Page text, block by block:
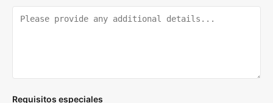
Requisitos especiales